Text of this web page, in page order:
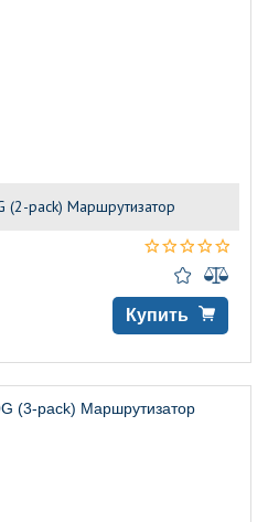
(2-pack) Маршрутизатор
Купить